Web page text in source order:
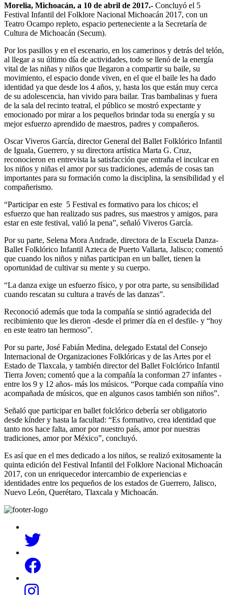
Morelia, Michoacán, a 10 de abril de 2017.- Concluyó el 5
Festival Infantil del Folklore Nacional Michoacán 2017, con un
Teatro Ocampo repleto, espacio perteneciente a la Secretaría de
Cultura de Michoacán (Secum).
Por los pasillos y en el escenario, en los camerinos y detrás del telón,
al llegar a su último día de actividades, todo se llenó de la energía
vital de las niñas y niños que llegaron a compartir su baile, su
movimiento, el espacio donde viven, en el que el baile les ha dado
identidad ya que desde los 4 años, y, hasta los que están muy cerca
de su adolescencia, han vivido para bailar. Tras bambalinas y fuera
de la sala del recinto teatral, el público se mostró expectante y
emocionado por mirar a los pequeños brindar toda su energía y su
mejor esfuerzo aprendido de maestros, padres y compañeros.
Oscar Viveros García, director General del Ballet Folklórico Infantil
de Iguala, Guerrero, y su directora artística Marta G. Cruz,
reconocieron en entrevista la satisfacción que entraña el inculcar en
los niños y niñas el amor por sus tradiciones, además de cosas tan
importantes para su formación como la disciplina, la sensibilidad y el
compañerismo.
“Participar en este 5 Festival es formativo para los chicos; el
esfuerzo que han realizado sus padres, sus maestros y amigos, para
estar en este festival, valió la pena”, señaló Viveros García.
Por su parte, Selena Mora Andrade, directora de la Escuela Danza-
Ballet Folklórico Infantil Azteca de Puerto Vallarta, Jalisco; comentó
que cuando los niños y niñas participan en un ballet, tienen la
oportunidad de cultivar su mente y su cuerpo.
“La danza exige un esfuerzo físico, y por otra parte, su sensibilidad
cuando rescatan su cultura a través de las danzas”.
Reconoció además que toda la compañía se sintió agradecida del
recibimiento que les dieron -desde el primer día en el desfile- y “hoy
en este teatro tan hermoso”.
Por su parte, José Fabián Medina, delegado Estatal del Consejo
Internacional de Organizaciones Folklóricas y de las Artes por el
Estado de Tlaxcala, y también director del Ballet Folclórico Infantil
Tierra Joven; comentó que a la compañía la conforman 27 infantes -
entre los 9 y 12 años- más los músicos. “Porque cada compañía vino
acompañada de músicos, que en algunos casos también son niños”.
Señaló que participar en ballet folclórico debería ser obligatorio
desde kínder y hasta la facultad: “Es formativo, crea identidad que
tanto nos hace falta, amor por nuestro país, amor por nuestras
tradiciones, amor por México”, concluyó.
Es así que en el mes dedicado a los niños, se realizó exitosamente la
quinta edición del Festival Infantil del Folklore Nacional Michoacán
2017, con un enriquecedor intercambio de experiencias e
identidades entre los pequeños de los estados de Guerrero, Jalisco,
Nuevo León, Querétaro, Tlaxcala y Michoacán.